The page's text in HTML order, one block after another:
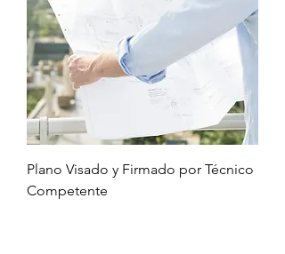
Plano Visado y Firmado por Técnico
Competente